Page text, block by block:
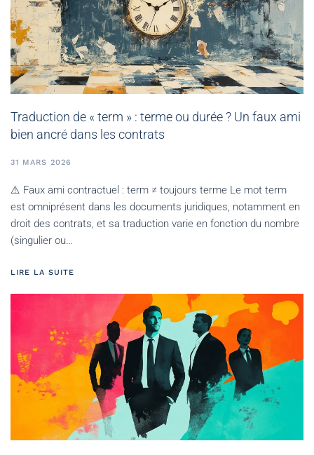
Traduction de « term » : terme ou durée ? Un faux ami
bien ancré dans les contrats
31 MARS 2026
⚠️ Faux ami contractuel : term ≠ toujours terme Le mot term
est omniprésent dans les documents juridiques, notamment en
droit des contrats, et sa traduction varie en fonction du nombre
(singulier ou…
LIRE LA SUITE